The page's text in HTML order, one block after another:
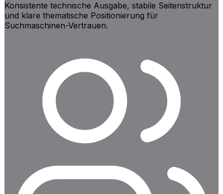
Konsistente technische Ausgabe, stabile Seitenstruktur
und klare thematische Positionierung für
Suchmaschinen-Vertrauen.